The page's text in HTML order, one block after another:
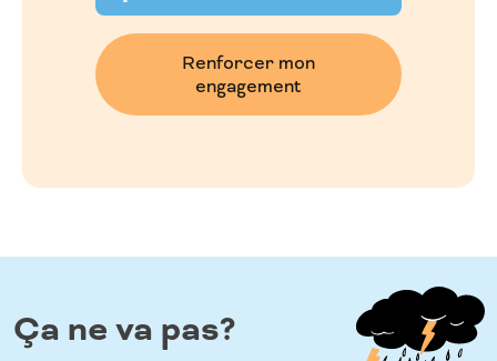
Renforcer mon
engagement
Ça ne va pas?